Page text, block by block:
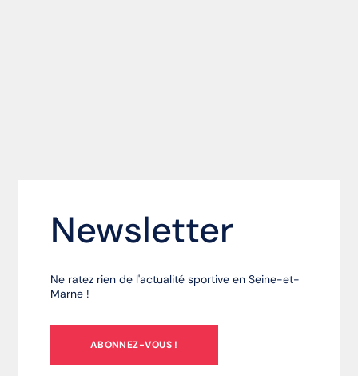
Newsletter
Ne ratez rien de l'actualité sportive en Seine-et-
Marne !
ABONNEZ-VOUS !